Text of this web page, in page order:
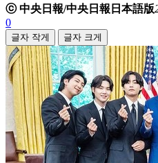
ⓒ 中央日報/中央日報日本語版
0
글자 작게 글자 크게